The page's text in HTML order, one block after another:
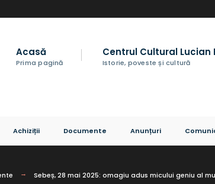
Acasă
Prima pagină
Centrul Cultural Lucian
Istorie, poveste și cultură
Achiziții Documente Anunțuri
Sebeș, 28 mai 2025: omagiu adus micului geniu al